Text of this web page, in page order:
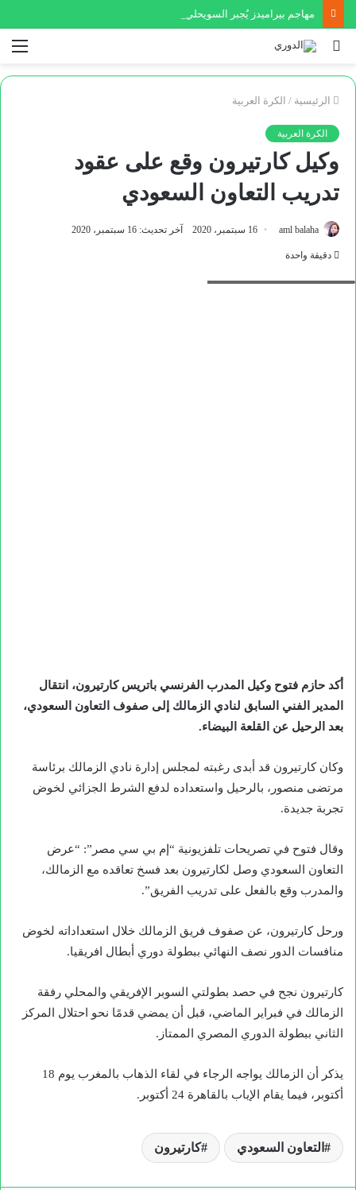
مهاجم بيراميدز يُجبر السويحلي الليبي على ضم نجم عالمي
بحث
الرئيسية / الكرة العربية
الكرة العربية
وكيل كارتيرون وقع على عقود
تدريب التعاون السعودي
aml balaha 16 سبتمبر، 2020 آخر تحديث: 16 سبتمبر، 2020
دقيقة واحدة
أكد حازم فتوح وكيل المدرب الفرنسي باتريس كارتيرون، انتقال
المدير الفني السابق لنادي الزمالك إلى صفوف التعاون السعودي،
بعد الرحيل عن القلعة البيضاء.
وكان كارتيرون قد أبدى رغبته لمجلس إدارة نادي الزمالك برئاسة
مرتضى منصور، بالرحيل واستعداده لدفع الشرط الجزائي لخوض
تجربة جديدة.
وقال فتوح في تصريحات تلفزيونية “إم بي سي مصر”: “عرض
التعاون السعودي وصل لكارتيرون بعد فسخ تعاقده مع الزمالك،
والمدرب وقع بالفعل على تدريب الفريق”.
ورحل كارتيرون، عن صفوف فريق الزمالك خلال استعداداته لخوض
منافسات الدور نصف النهائي ببطولة دوري أبطال افريقيا.
كارتيرون نجح في حصد بطولتي السوبر الإفريقي والمحلي رفقة
الزمالك في فبراير الماضي، قبل أن يمضي قدمًا نحو احتلال المركز
الثاني ببطولة الدوري المصري الممتاز.
يذكر أن الزمالك يواجه الرجاء في لقاء الذهاب بالمغرب يوم 18
أكتوبر، فيما يقام الإياب بالقاهرة 24 أكتوبر.
التعاون السعودي كارتيرون